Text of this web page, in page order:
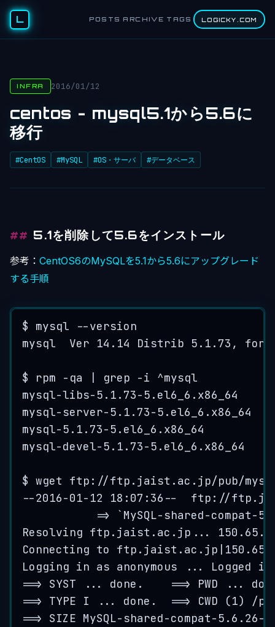
L POSTS ARCHIVE TAGS LOGICKY.COM
INFRA 2016/01/12
centos - mysql5.1から5.6に
移行
#CentOS #MySQL #OS・サーバ #データベース
5.1を削除して5.6をインストール
参考： CentOS6のMySQLを5.1から5.6にアップグレード
する手順
$ mysql --version
mysql
Ver 14.14 Distrib 5.1 . 73 , for
$ rpm - qa grep -i ^mysql
mysql-libs-5.1 . 73-5 . el6_6 . x86_64
mysql- server-5.1 . 73-5 . el6_6 . x86_64
mysql-5.1 . 73-5 . el6_6 . x86_64
mysql-devel-5.1 . 73-5 . el6_6 . x86_64
$ wget ftp: //ftp.jaist.ac.jp/pub/mysql//
--2016-01- 12 18 : 07 : 36 --
  ftp:
//
=>
` MySQL-shared-
Resolving ftp.jaist.ac.jp...
Connecting to
Logging in as anonymous ... Logged
==> SYST ... done.    ==> PWD ...
==> TYPE I ... done.  ==> CWD (1) /
==> SIZE MySQL-shared-compat-